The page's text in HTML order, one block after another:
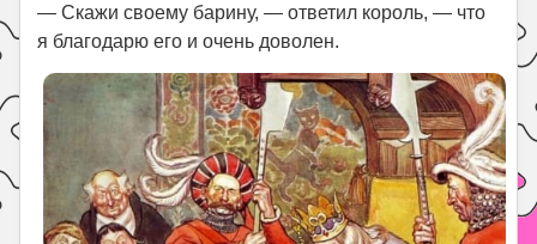
— Скажи своему барину, — ответил король, — что
я благодарю его и очень доволен.